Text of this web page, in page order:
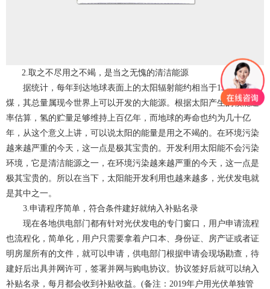
2.取之不尽用之不竭，是当之无愧的清洁能源
据统计，每年到达地球表面上的太阳辐射能约相当于130万亿吨
煤，其总量属现今世界上可以开发的大能源。根据太阳产生的核能速
率估算，氢的贮量足够维持上百亿年，而地球的寿命也约为几十亿
年，从这个意义上讲，可以说太阳的能量是用之不竭的。在环境污染
越来越严重的今天，这一点是极其宝贵的。开发利用太阳能不会污染
环境，它是清洁能源之一，在环境污染越来越严重的今天，这一点是
极其宝贵的。所以在当下，太阳能开发利用也越来越多，光伏发电就
是其中之一。
3.申请程序简单，符合条件建好就纳入补贴名录
现在各地供电部门都有针对光伏发电的专门窗口，用户申请流程
也流程化，简单化，用户只需要拿着户口本、身份证、房产证或者证
明房屋所有的文件，就可以申请，供电部门根据申请会现场勘查，待
建好后出具并网许可，签署并网与购电协议。协议签好后就可以纳入
补贴名录，每月都会收到补贴收益。(备注：2019年户用光伏单独管